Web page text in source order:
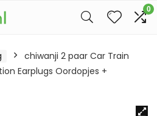
0
chiwanji 2 paar Car Train
Earplugs Oordopjes +